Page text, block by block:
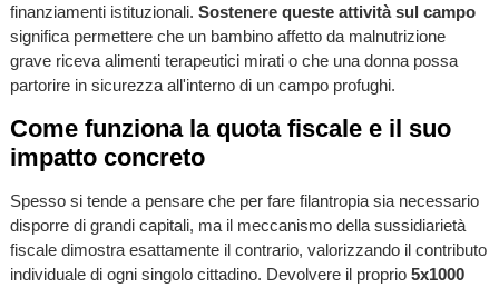
finanziamenti istituzionali. Sostenere queste attività sul campo
significa permettere che un bambino affetto da malnutrizione
grave riceva alimenti terapeutici mirati o che una donna possa
partorire in sicurezza all'interno di un campo profughi.
Come funziona la quota fiscale e il suo
impatto concreto
Spesso si tende a pensare che per fare filantropia sia necessario
disporre di grandi capitali, ma il meccanismo della sussidiarietà
fiscale dimostra esattamente il contrario, valorizzando il contributo
individuale di ogni singolo cittadino. Devolvere il proprio 5x1000